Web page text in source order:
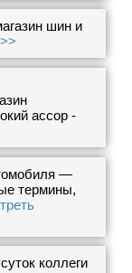
шин и
ассор -
—
термины,
коллеги